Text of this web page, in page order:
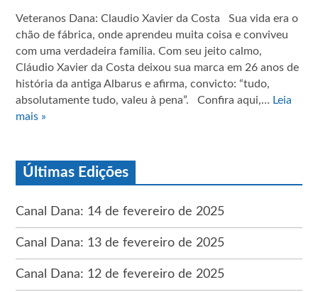
Veteranos Dana: Claudio Xavier da Costa Sua vida era o
chão de fábrica, onde aprendeu muita coisa e conviveu
com uma verdadeira família. Com seu jeito calmo,
Cláudio Xavier da Costa deixou sua marca em 26 anos de
história da antiga Albarus e afirma, convicto: “tudo,
absolutamente tudo, valeu à pena”. Confira aqui,… Leia
mais »
Últimas Edições
Canal Dana: 14 de fevereiro de 2025
Canal Dana: 13 de fevereiro de 2025
Canal Dana: 12 de fevereiro de 2025